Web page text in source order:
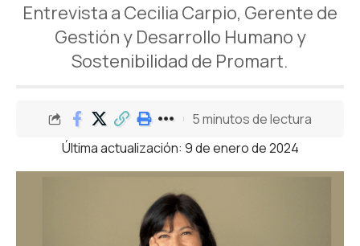
Entrevista a Cecilia Carpio, Gerente de
Gestión y Desarrollo Humano y
Sostenibilidad de Promart.
Última actualización: 9 de enero de 2024
5 minutos de lectura